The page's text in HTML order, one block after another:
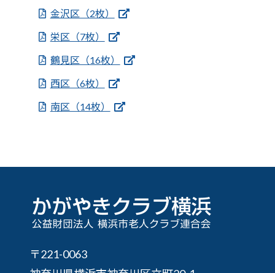
金沢区（2枚）
栄区（7枚）
鶴見区（16枚）
西区（6枚）
南区（14枚）
〒221-0063